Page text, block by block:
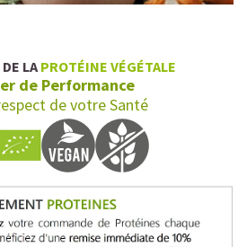
LA PROTÉINE VÉGÉTALE
de Performance
de votre Santé